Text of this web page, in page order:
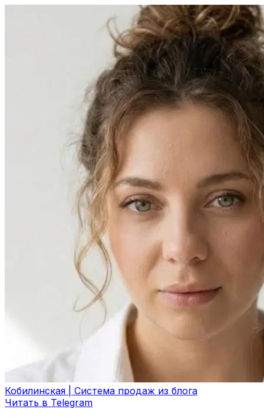
Кобилинская | Система продаж из блога
Читать в Telegram